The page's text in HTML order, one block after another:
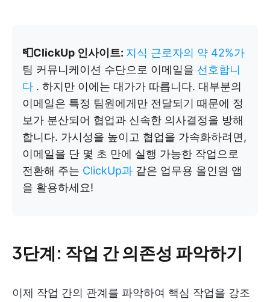
📮ClickUp 인사이트: 지식 근로자의 약 42%가
팀 커뮤니케이션 수단으로 이메일을 선호합니
다 . 하지만 이에는 대가가 따릅니다. 대부분의
이메일은 특정 팀원에게만 전달되기 때문에 정
보가 분산되어 협업과 신속한 의사결정을 방해
합니다. 가시성을 높이고 협업을 가속화하려면,
이메일을 단 몇 초 만에 실행 가능한 작업으로
전환해 주는 ClickUp과 같은 업무용 올인원 앱
을 활용하세요!
3단계: 작업 간 의존성 파악하기
이제 작업 간의 관계를 파악하여 핵심 작업을 강조